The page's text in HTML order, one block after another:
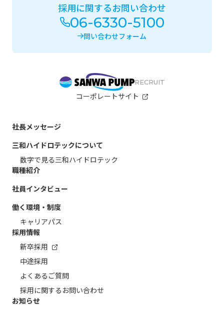
採用に関するお問い合わせ
06-6330-5100
問い合わせフォーム
RECRUIT
コーポレートサイト
社長メッセージ
三和ハイドロテックについて
数字で見る三和ハイドロテック
職種紹介
社員インタビュー
働く環境・制度
キャリアパス
採用情報
新卒採用
中途採用
よくあるご質問
採用に関するお問い合わせ
お知らせ